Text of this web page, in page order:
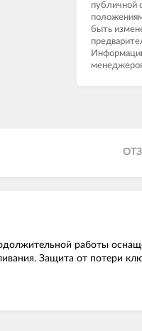
публичной
быть
работы
Защита от потери